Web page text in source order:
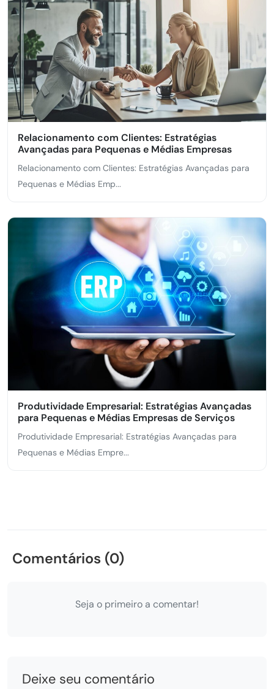
Relacionamento com Clientes: Estratégias
Avançadas para Pequenas e Médias Empresas
Relacionamento com Clientes: Estratégias Avançadas para
Pequenas e Médias Emp...
Produtividade Empresarial: Estratégias Avançadas
para Pequenas e Médias Empresas de Serviços
Produtividade Empresarial: Estratégias Avançadas para
Pequenas e Médias Empre...
Comentários (0)
Seja o primeiro a comentar!
Deixe seu comentário